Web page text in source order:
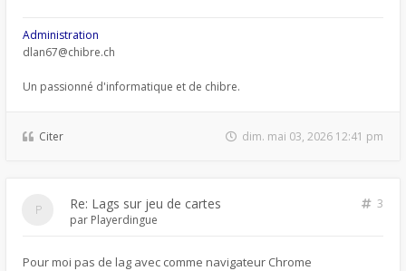
Administration
dlan67@chibre.ch
Un passionné d'informatique et de chibre.
Citer dim. mai 03, 2026 12:41 pm
Re: Lags sur jeu de cartes
3
par Playerdingue
Pour moi pas de lag avec comme navigateur Chrome